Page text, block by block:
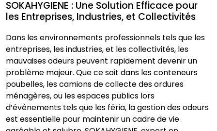
SOKAHYGIENE : Une Solution Efficace pour
les Entreprises, Industries, et Collectivités
Dans les environnements professionnels tels que les
entreprises, les industries, et les collectivités, les
mauvaises odeurs peuvent rapidement devenir un
problème majeur. Que ce soit dans les conteneurs
poubelles, les camions de collecte des ordures
ménagères, ou les espaces publics lors
d’événements tels que les féria, la gestion des odeurs
est essentielle pour maintenir un cadre de vie